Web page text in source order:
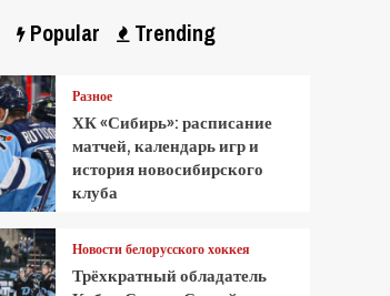
Popular Trending
Разное
ХК «Сибирь»: расписание
матчей, календарь игр и
история новосибирского
клуба
Новости белорусского хоккея
Трёхкратный обладатель